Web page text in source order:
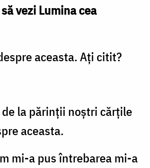
vezi Lumina cea
aceasta. Ați citit?
la părinții noștri cărțile
aceasta.
mi-a pus întrebarea mi-a